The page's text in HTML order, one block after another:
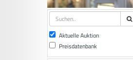
Aktuelle Auktion
Preisdatenbank